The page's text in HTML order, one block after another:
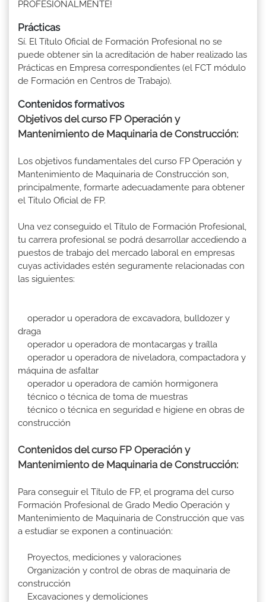
PROFESIONALMENTE!
Prácticas
Sí. El Título Oficial de Formación Profesional no se
puede obtener sin la acreditación de haber realizado las
Prácticas en Empresa correspondientes (el FCT módulo
de Formación en Centros de Trabajo).
Contenidos formativos
Objetivos del curso FP Operación y
Mantenimiento de Maquinaria de Construcción:
Los objetivos fundamentales del curso FP Operación y
Mantenimiento de Maquinaria de Construcción son,
principalmente, formarte adecuadamente para obtener
el Titulo Oficial de FP.
Una vez conseguido el Título de Formación Profesional,
tu carrera profesional se podrá desarrollar accediendo a
puestos de trabajo del mercado laboral en empresas
cuyas actividades estén seguramente relacionadas con
las siguientes:
operador u operadora de excavadora, bulldozer y
draga
operador u operadora de montacargas y traílla
operador u operadora de niveladora, compactadora y
máquina de asfaltar
operador u operadora de camión hormigonera
técnico o técnica de toma de muestras
técnico o técnica en seguridad e higiene en obras de
construcción
Contenidos del curso FP Operación y
Mantenimiento de Maquinaria de Construcción:
Para conseguir el Título de FP, el programa del curso
Formación Profesional de Grado Medio Operación y
Mantenimiento de Maquinaria de Construcción que vas
a estudiar se exponen a continuación:
Proyectos, mediciones y valoraciones
Organización y control de obras de maquinaria de
construcción
Excavaciones y demoliciones